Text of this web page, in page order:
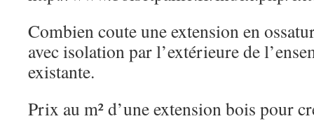
Combien coute une extension en
avec isolation par l’extérieure de
existante.
Prix au m² d’une extension bois pour